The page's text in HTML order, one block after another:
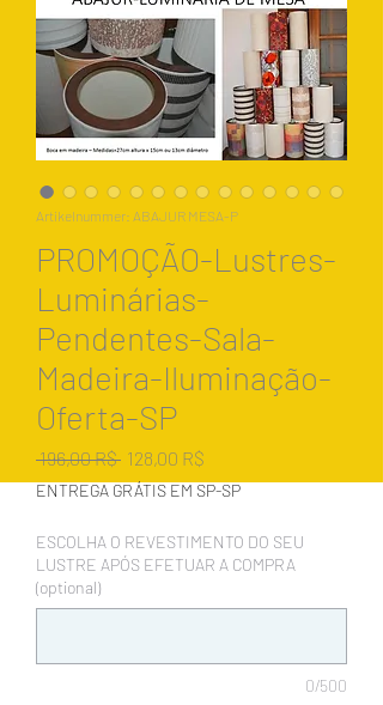
Artikelnummer: ABAJUR MESA-P
PROMOÇÃO-Lustres-
Luminárias-
Pendentes-Sala-
Madeira-Iluminação-
Oferta-SP
196,00 R$ Standardpreis
128,00 R$
Preis
ENTREGA GRÁTIS EM SP-SP
ESCOLHA O REVESTIMENTO DO SEU
LUSTRE APÓS EFETUAR A COMPRA
(optional)
0/500